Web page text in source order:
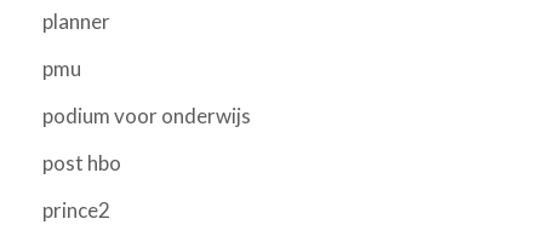
planner
pmu
podium voor onderwijs
post hbo
prince2